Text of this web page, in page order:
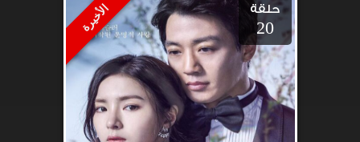
الأخيرة حلقة
20